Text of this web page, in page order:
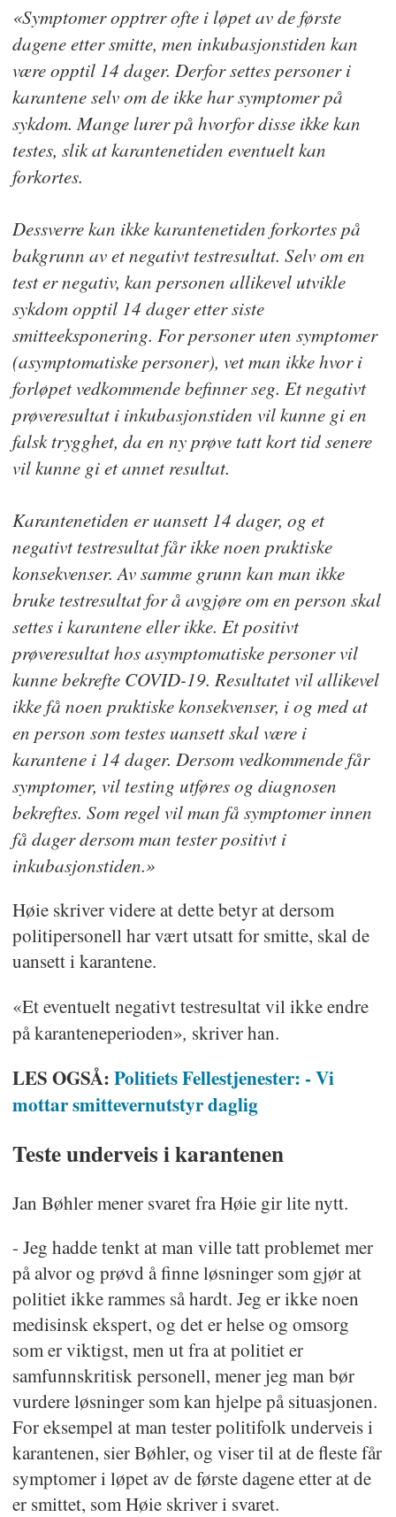
«Symptomer opptrer ofte i løpet av de første
dagene etter smitte, men inkubasjonstiden kan
være opptil 14 dager. Derfor settes personer i
karantene selv om de ikke har symptomer på
sykdom. Mange lurer på hvorfor disse ikke kan
testes, slik at karantenetiden eventuelt kan
forkortes.
Dessverre kan ikke karantenetiden forkortes på
bakgrunn av et negativt testresultat. Selv om en
test er negativ, kan personen allikevel utvikle
sykdom opptil 14 dager etter siste
smitteeksponering. For personer uten symptomer
(asymptomatiske personer), vet man ikke hvor i
forløpet vedkommende befinner seg. Et negativt
prøveresultat i inkubasjonstiden vil kunne gi en
falsk trygghet, da en ny prøve tatt kort tid senere
vil kunne gi et annet resultat.
Karantenetiden er uansett 14 dager, og et
negativt testresultat får ikke noen praktiske
konsekvenser. Av samme grunn kan man ikke
bruke testresultat for å avgjøre om en person skal
settes i karantene eller ikke. Et positivt
prøveresultat hos asymptomatiske personer vil
kunne bekrefte COVID-19. Resultatet vil allikevel
ikke få noen praktiske konsekvenser, i og med at
en person som testes uansett skal være i
karantene i 14 dager. Dersom vedkommende får
symptomer, vil testing utføres og diagnosen
bekreftes. Som regel vil man få symptomer innen
få dager dersom man tester positivt i
inkubasjonstiden.»
Høie skriver videre at dette betyr at dersom
politipersonell har vært utsatt for smitte, skal de
uansett i karantene.
«Et eventuelt negativt testresultat vil ikke endre
på karanteneperioden», skriver han.
LES OGSÅ:Politiets Fellestjenester: - Vi
mottar smittevernutstyr daglig
Teste underveis i karantenen
Jan Bøhler mener svaret fra Høie gir lite nytt.
- Jeg hadde tenkt at man ville tatt problemet mer
på alvor og prøvd å finne løsninger som gjør at
politiet ikke rammes så hardt. Jeg er ikke noen
medisinsk ekspert, og det er helse og omsorg
som er viktigst, men ut fra at politiet er
samfunnskritisk personell, mener jeg man bør
vurdere løsninger som kan hjelpe på situasjonen.
For eksempel at man tester politifolk underveis i
karantenen, sier Bøhler, og viser til at de fleste får
symptomer i løpet av de første dagene etter at de
er smittet, som Høie skriver i svaret.